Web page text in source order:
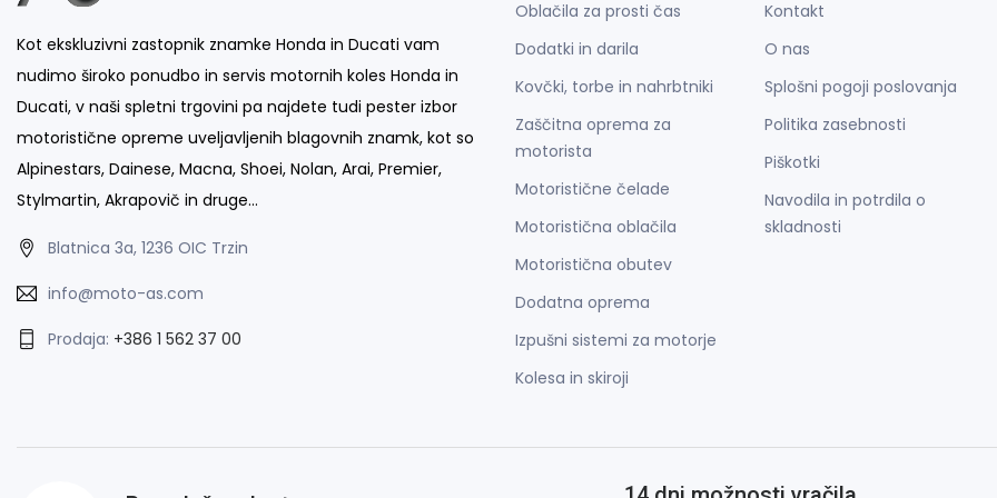
Kot ekskluzivni zastopnik znamke Honda in Ducati vam
nudimo široko ponudbo in servis motornih koles Honda in
Ducati, v naši spletni trgovini pa najdete tudi pester izbor
motoristične opreme uveljavljenih blagovnih znamk, kot so
Alpinestars, Dainese, Macna, Shoei, Nolan, Arai, Premier,
Stylmartin, Akrapovič in druge…
Blatnica 3a, 1236 OIC Trzin
info@moto-as.com
Prodaja: +386 1 562 37 00
Oblačila za prosti čas
Dodatki in darila
Kovčki, torbe in nahrbtniki
Zaščitna oprema za
motorista
Motoristične čelade
Motoristična oblačila
Motoristična obutev
Dodatna oprema
Izpušni sistemi za motorje
Kolesa in skiroji
Kontakt
O nas
Splošni pogoji poslovanja
Politika zasebnosti
Piškotki
Navodila in potrdila o
skladnosti